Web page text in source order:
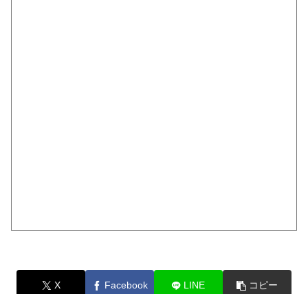
X Facebook LINE コピー